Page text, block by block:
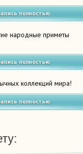
полностью
народные приметы
полностью
коллекций мира!
полностью